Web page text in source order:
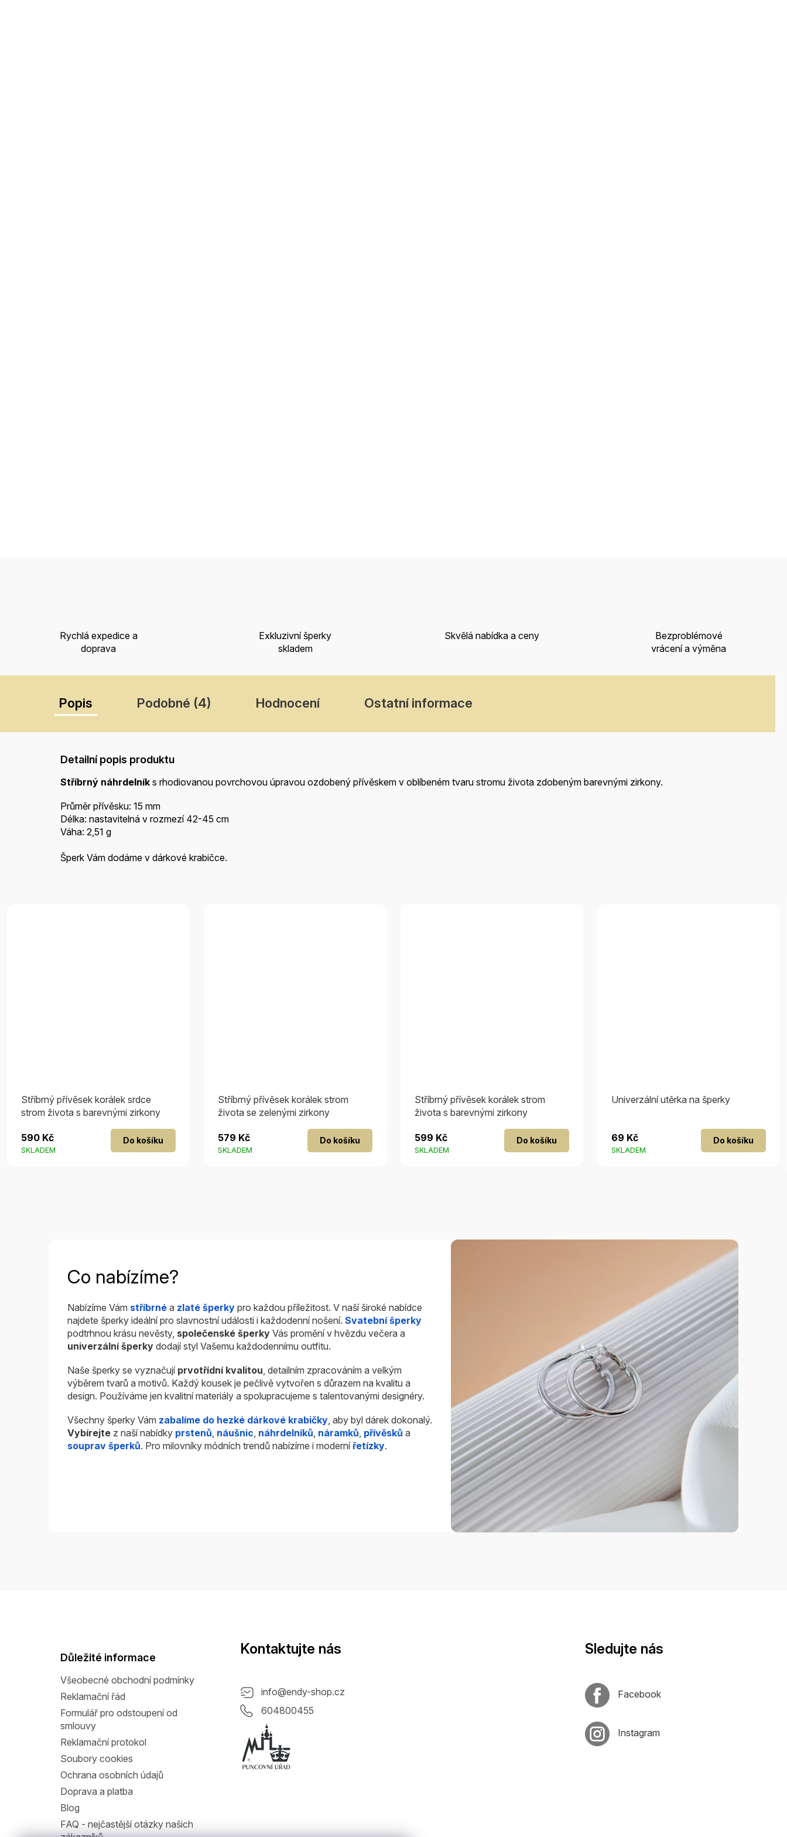
Rychlá expedice a
doprava
Exkluzivní šperky
skladem
Skvělá nabídka a ceny
Bezproblémové
vrácení a výměna
Popis Podobné (4) Hodnocení Ostatní informace
Detailní popis produktu
Stříbrný náhrdelník s rhodiovanou povrchovou úpravou ozdobený přívěskem v oblíbeném tvaru stromu života zdobeným barevnými zirkony.
Průměr přívěsku: 15 mm
Délka: nastavitelná v rozmezí 42-45 cm
Váha: 2,51 g
Šperk Vám dodáme v dárkové krabičce.
Stříbrný přívěsek korálek srdce
strom života s barevnými zirkony
SKLADEM
590 Kč Do košíku
Stříbrný přívěsek korálek strom
života se zelenými zirkony
SKLADEM
579 Kč Do košíku
Stříbrný přívěsek korálek strom
života s barevnými zirkony
SKLADEM
599 Kč Do košíku
Univerzální utěrka na šperky
SKLADEM
69 Kč Do košíku
Co nabízíme?
Nabízíme Vám stříbrné a zlaté šperky pro každou příležitost. V naší široké nabídce
najdete šperky ideální pro slavnostní události i každodenní nošení. Svatební šperky
podtrhnou krásu nevěsty, společenské šperky Vás promění v hvězdu večera a
univerzální šperky dodají styl Vašemu každodennímu outfitu.
Naše šperky se vyznačují prvotřídní kvalitou, detailním zpracováním a velkým
výběrem tvarů a motivů. Každý kousek je pečlivě vytvořen s důrazem na kvalitu a
design. Používáme jen kvalitní materiály a spolupracujeme s talentovanými designéry.
Všechny šperky Vám zabalíme do hezké dárkové krabičky, aby byl dárek dokonalý.
Vybírejte z naší nabídky prstenů, náušnic, náhrdelníků, náramků, přívěsků a
souprav šperků. Pro milovníky módních trendů nabízíme i modernířetízky.
Důležité informace
Všeobecné obchodní podmínky
Reklamační řád
Formulář pro odstoupení od
smlouvy
Reklamační protokol
Soubory cookies
Ochrana osobních údajů
Doprava a platba
Blog
FAQ - nejčastější otázky našich
Kontaktujte nás
info@endy-shop.cz
604800455
Sledujte nás
Facebook
Instagram